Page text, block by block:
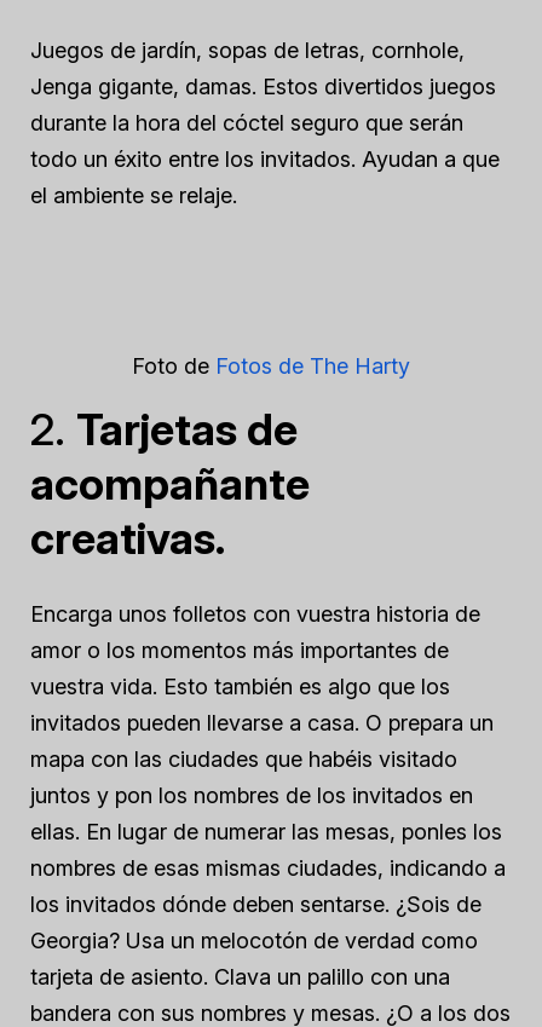
Juegos de jardín, sopas de letras, cornhole,
Jenga gigante, damas. Estos divertidos juegos
durante la hora del cóctel seguro que serán
todo un éxito entre los invitados. Ayudan a que
el ambiente se relaje.
Foto de Fotos de The Harty
2. Tarjetas de
acompañante
creativas.
Encarga unos folletos con vuestra historia de
amor o los momentos más importantes de
vuestra vida. Esto también es algo que los
invitados pueden llevarse a casa. O prepara un
mapa con las ciudades que habéis visitado
juntos y pon los nombres de los invitados en
ellas. En lugar de numerar las mesas, ponles los
nombres de esas mismas ciudades, indicando a
los invitados dónde deben sentarse. ¿Sois de
Georgia? Usa un melocotón de verdad como
tarjeta de asiento. Clava un palillo con una
bandera con sus nombres y mesas. ¿O a los dos